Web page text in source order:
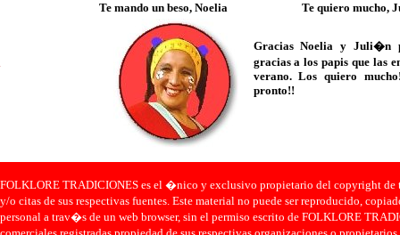
Te mando un beso, Noelia Te quiero mucho,
Gracias Noelia y Juli�n
gracias a los papis que las
verano. Los quiero
pronto!!
FOLKLORE TRADICIONES es el �nico y exclusivo propietario del copyright de
y/o citas de sus respectivas fuentes. Este material no puede ser reproducido,
personal a trav�s de un web browser, sin el permiso escrito de FOLKLORE